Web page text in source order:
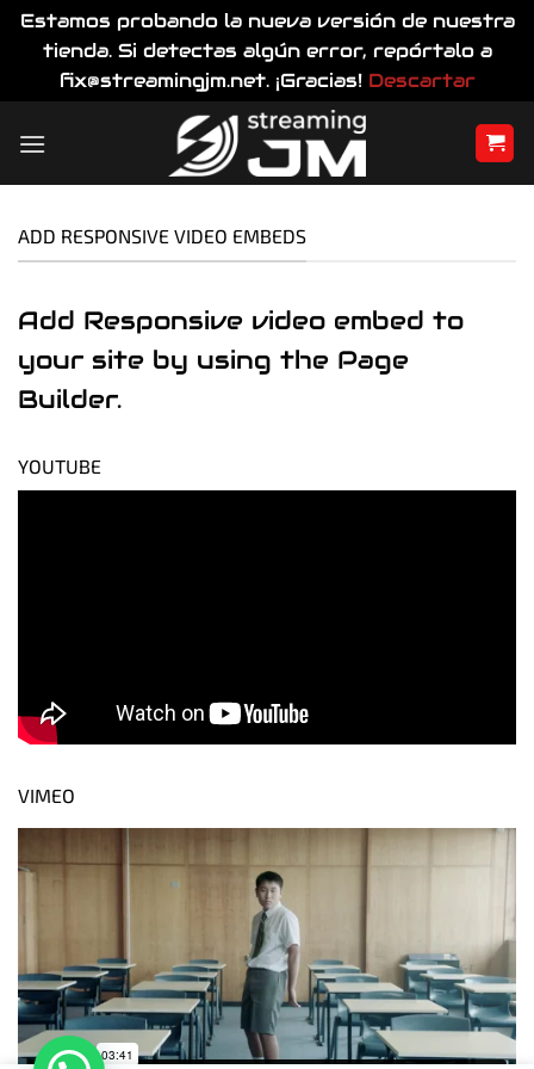
Estamos probando la nueva versión de nuestra
tienda. Si detectas algún error, repórtalo a
fix@streamingjm.net. ¡Gracias! Descartar
ADD RESPONSIVE VIDEO EMBEDS
Add Responsive video embed to
your site by using the Page
Builder.
YOUTUBE
VIMEO